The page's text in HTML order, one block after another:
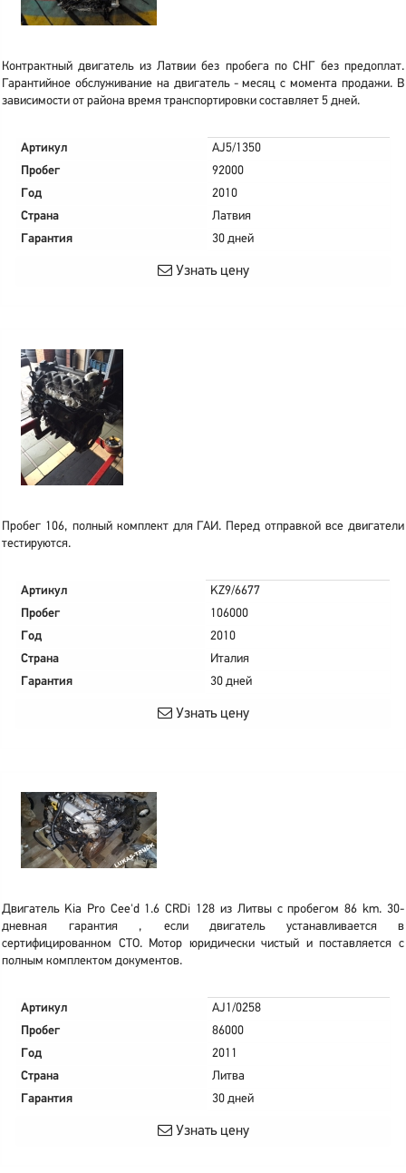
Контрактный двигатель из Латвии без пробега по СНГ без предоплат.
Гарантийное обслуживание на двигатель - месяц с момента продажи. В
зависимости от района время транспортировки составляет 5 дней.
Артикул
AJ5/1350
Пробег
92000
Год
2010
Страна
Латвия
Гарантия
30 дней
Узнать цену
Пробег 106, полный комплект для ГАИ. Перед отправкой все двигатели
тестируются.
Артикул
KZ9/6677
Пробег
106000
Год
2010
Страна
Италия
Гарантия
30 дней
Узнать цену
Двигатель Kia Pro Cee'd 1.6 CRDi 128 из Литвы с пробегом 86 km. 30-
дневная гарантия , если двигатель устанавливается в
сертифицированном СТО. Мотор юридически чистый и поставляется с
полным комплектом документов.
Артикул
AJ1/0258
Пробег
86000
Год
2011
Страна
Литва
Гарантия
30 дней
Узнать цену